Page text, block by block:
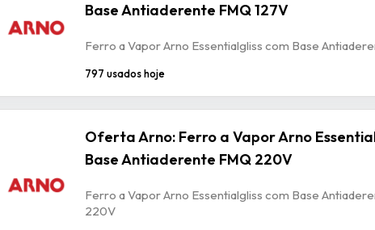
Base Antiaderente FMQ 127V
Ferro a Vapor Arno Essentialgliss com Base
797 usados hoje
Oferta Arno: Ferro a Vapor Arno
Base Antiaderente FMQ 220V
Ferro a Vapor Arno Essentialgliss com Base
220V